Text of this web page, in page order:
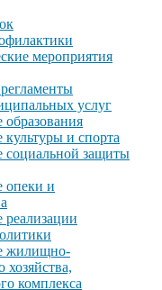
мероприятия
услуг
образования
культуры и спорта
социальной защиты
опеки и
реализации
жилищно-
хозяйства,
комплекса